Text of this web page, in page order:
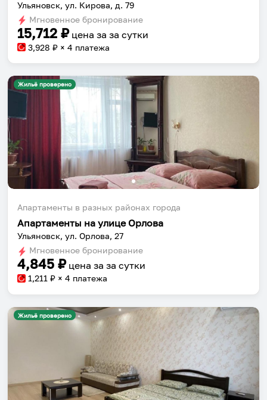
Ульяновск, ул. Кирова, д. 79
Мгновенное бронирование
15,712 ₽ цена за за сутки
3,928 ₽ × 4 платежа
Жильё проверено
Апартаменты в разных районах города
Апартаменты на улице Орлова
Ульяновск, ул. Орлова, 27
Мгновенное бронирование
4,845 ₽ цена за за сутки
1,211 ₽ × 4 платежа
Жильё проверено